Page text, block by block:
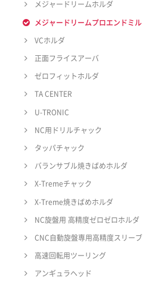
メジャードリームホルダ
メジャードリームプロエンドミル
VCホルダ
正面フライスアーバ
ゼロフィットホルダ
TA CENTER
U-TRONIC
NC用ドリルチャック
タッパチャック
バランサブル焼きばめホルダ
X-Tremeチャック
X-Treme焼きばめホルダ
NC旋盤用 高精度ゼロゼロホルダ
CNC自動旋盤専用高精度スリーブ
高速回転用ツーリング
アンギュラヘッド